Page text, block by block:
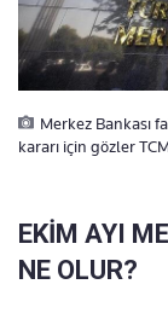
Merkez Bankası
kararı için gözler
EKİM AYI
NE OLUR?